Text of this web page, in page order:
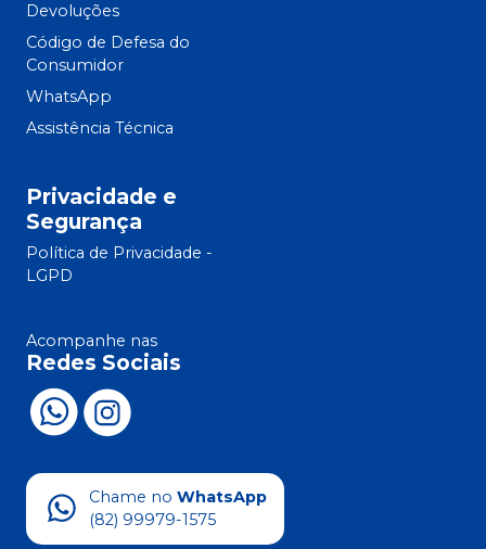
Devoluções
Código de Defesa do
Consumidor
WhatsApp
Assistência Técnica
Privacidade e
Segurança
Política de Privacidade -
LGPD
Acompanhe nas
Redes Sociais
Chame no WhatsApp
(82) 99979-1575